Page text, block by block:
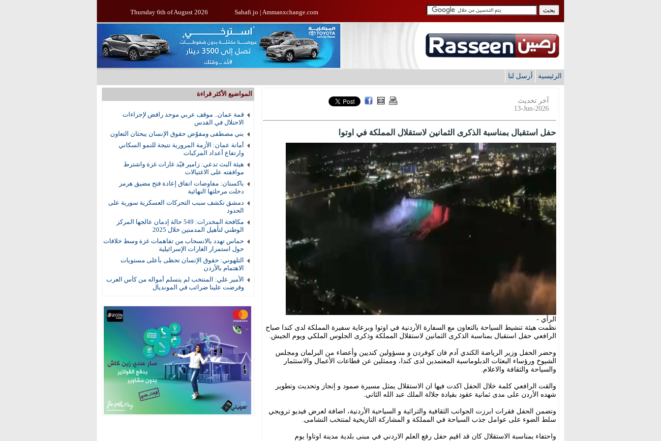
Thursday 6th of August 2026 Sahafi.jo | Ammanxchange.com
الرئيسية أرسل لنا
المواضيع الأكثر قراءة
قمة عمان.. موقف عربي موحد رافض لإجراءات
الاحتلال في القدس
بني مصطفى ومفوّض حقوق الإنسان يبحثان التعاون
أمانة عمان: الأزمة المرورية نتيجة للنمو السكاني
وارتفاع أعداد المركبات
هيئة البث تدعي: زامير قيّد غارات غزة واشترط
موافقته على الاغتيالات
باكستان: مفاوضات اتفاق إعادة فتح مضيق هرمز
دخلت مرحلتها النهائية
دمشق تكشف سبب التحركات العسكرية سورية على
الحدود
مكافحة المخدرات: 549 حالة إدمان عالجها المركز
الوطني لتأهيل المدمنين خلال 2025
حماس تهدد بالانسحاب من تفاهمات غزة وسط خلافات
حول استمرار الغارات الإسرائيلية
التلهوني: حقوق الإنسان تحظى بأعلى مستويات
الاهتمام بالأردن
الأمير علي: المنتخب لم يتسلم أمواله من كأس العرب
وفرضت علينا ضرائب في المونديال
آخر تحديث
13-Jun-2026
حفل استقبال بمناسبة الذكرى الثمانين لاستقلال المملكة في اوتوا
الرأي -
نظمت هيئة تنشيط السياحة بالتعاون مع السفارة الأردنية في اوتوا وبرعاية سفيرة المملكة لدى كندا صباح
الرافعي حفل استقبال بمناسبة الذكرى الثمانين لاستقلال المملكة وذكرى الجلوس الملكي ويوم الجيش.
وحضر الحفل وزير الرياضة الكندي آدم فان كوفردن و مسؤولين كنديين وأعضاء من البرلمان ومجلس
الشيوخ ورؤساء البعثات الدبلوماسية المعتمدين لدى كندا، وممثلين عن قطاعات الأعمال والاستثمار
والسياحة والثقافة والاعلام.
والقت الرافعي كلمة خلال الحفل اكدت فيها ان الاستقلال يمثل مسيرة صمود و إنجاز وتحديث وتطوير
شهده الأردن على مدى ثمانية عقود بقيادة جلالة الملك عبد الله الثاني.
وتضمن الحفل فقرات ابرزت الجوانب الثقافية والتراثية و السياحية الأردنية، اضافة لعرض فيديو ترويجي
سلط الضوء على عوامل جذب السياحة في المملكة و المشاركة التاريخية لمنتخب النشامى.
واحتفاء بمناسبة الاستقلال كان قد اقيم حفل رفع العلم الاردني في مبنى بلدية مدينة اوتاوا يوم